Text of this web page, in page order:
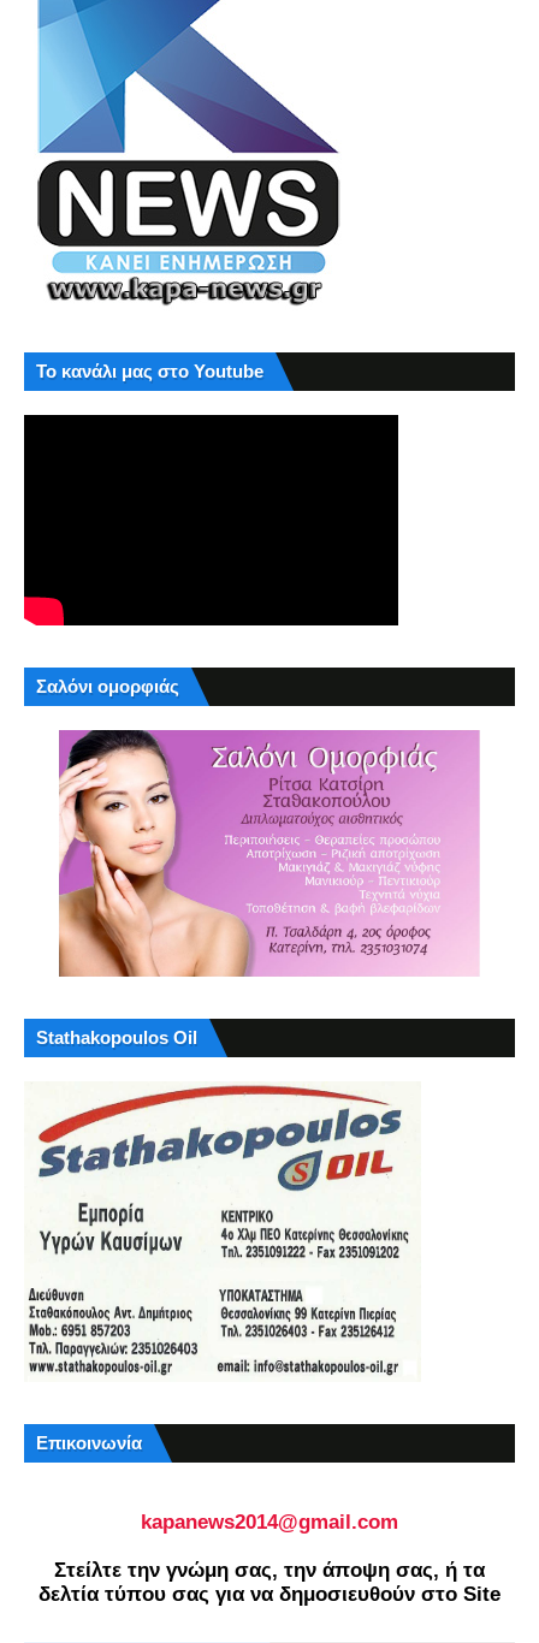
Το κανάλι μας στο Youtube
Σαλόνι ομορφιάς
Stathakopoulos Oil
Επικοινωνία
kapanews2014@gmail.com
Στείλτε την γνώμη σας, την άποψη σας, ή τα
δελτία τύπου σας για να δημοσιευθούν στο Site